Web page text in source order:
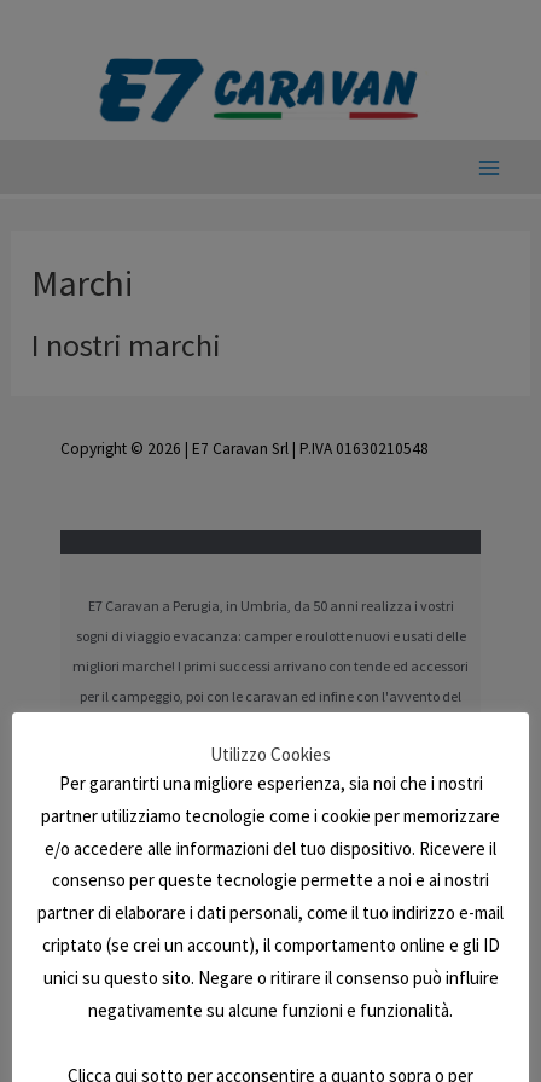
Marchi
I nostri marchi
Copyright © 2026 | E7 Caravan Srl | P.IVA 01630210548
E7 Caravan a Perugia, in Umbria, da 50 anni realizza i vostri
sogni di viaggio e vacanza: camper e roulotte nuovi e usati delle
migliori marche! I primi successi arrivano con tende ed accessori
per il campeggio, poi con le caravan ed infine con l'avvento del
tutti conoscono.Vuoi un camper semintegrale, un camper
mansardato, un motorhome, un camper furgonato / van, nuovo
o usato? Da E7 Caravan a Perugia, in Umbria, puoi soddisfare
tutte le tue esigenze con un camper o una roulotte / caravan
nuovi o usati, con ottime occasioni e a prezzi imbattibili, su
misura per te. Stai cercando un camper nuovo o usato, una
roulotte nuova o usata? Il nostro usato ha una garanzia di
conformità di un anno e passa dai nostri tecnici in officina per
Utilizzo Cookies
Per garantirti una migliore esperienza, sia noi che i nostri
partner utilizziamo tecnologie come i cookie per memorizzare
e/o accedere alle informazioni del tuo dispositivo. Ricevere il
consenso per queste tecnologie permette a noi e ai nostri
partner di elaborare i dati personali, come il tuo indirizzo e-mail
criptato (se crei un account), il comportamento online e gli ID
unici su questo sito. Negare o ritirare il consenso può influire
negativamente su alcune funzioni e funzionalità.
Clicca qui sotto per acconsentire a quanto sopra o per